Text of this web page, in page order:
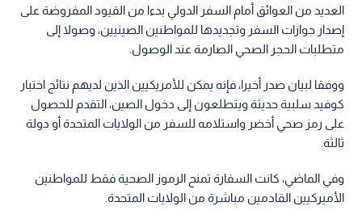
العديد من العوائق أمام السفر الدولي بدءا من القيود المفروضة على
إصدار جوازات السفر وتجديدها للمواطنين الصينيين، وصولا إلى
متطلبات الحجر الصحي الصارمة عند الوصول.
ووفقا لبيان صدر أخيرا، فإنه يمكن للأمريكيين الذين لديهم نتائج اختبار
كوفيد سلبية حديثة ويتطلعون إلى دخول الصين، التقدم للحصول
على رمز صحي أخضر واستلامه للسفر من الولايات المتحدة أو دولة
ثالثة.
وفي الماضي، كانت السفارة تمنح الرموز الصحية فقط للمواطنين
الأميركيين القادمين مباشرة من الولايات المتحدة.